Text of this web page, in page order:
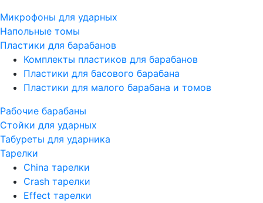
Микрофоны для ударных
Напольные томы
Пластики для барабанов
Комплекты пластиков для барабанов
Пластики для басового барабана
Пластики для малого барабана и томов
Рабочие барабаны
Стойки для ударных
Табуреты для ударника
Тарелки
China тарелки
Crash тарелки
Effect тарелки